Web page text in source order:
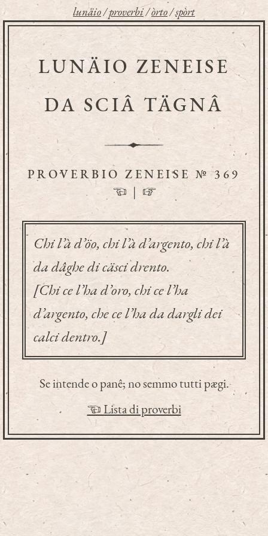
lunäio/proverbi/òrto/spòrt
LUNÄIO ZENEISE
DA SCIÂ TÄGNÂ
PROVERBIO ZENEISE № 369
☜ | ☞
Chi l’à d’öo, chi l’à d’argento, chi l’à
da dâghe di cäsci drento.
[Chi ce l’ha d’oro, chi ce l’ha
d’argento, che ce l’ha da dargli dei
calci dentro.]
Se intende o panê; no semmo tutti pægi.
☜ Lista di proverbi